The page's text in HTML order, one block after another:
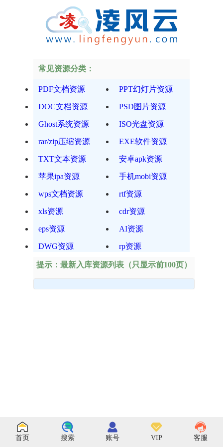
常见资源分类：
PDF文档资源 PPT幻灯片资源
DOC文档资源 PSD图片资源
Ghost系统资源 ISO光盘资源
rar/zip压缩资源 EXE软件资源
TXT文本资源 安卓apk资源
苹果ipa资源 手机mobi资源
wps文档资源 rtf资源
xls资源 cdr资源
eps资源 AI资源
DWG资源 rp资源
提示：最新入库资源列表（只显示前100页）
首页 搜索 账号 VIP 客服